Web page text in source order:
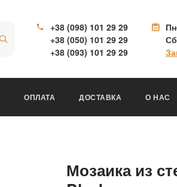
+38 (098) 101 29 29
+38 (050) 101 29 29
+38 (093) 101 29 29
ОПЛАТА ДОСТАВКА О НАС
Мозаика из